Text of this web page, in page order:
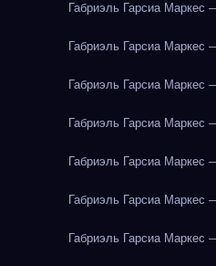
Габриэль Гарсиа Маркес
Габриэль Гарсиа Маркес
Габриэль Гарсиа Маркес
Габриэль Гарсиа Маркес
Габриэль Гарсиа Маркес
Габриэль Гарсиа Маркес
Габриэль Гарсиа Маркес